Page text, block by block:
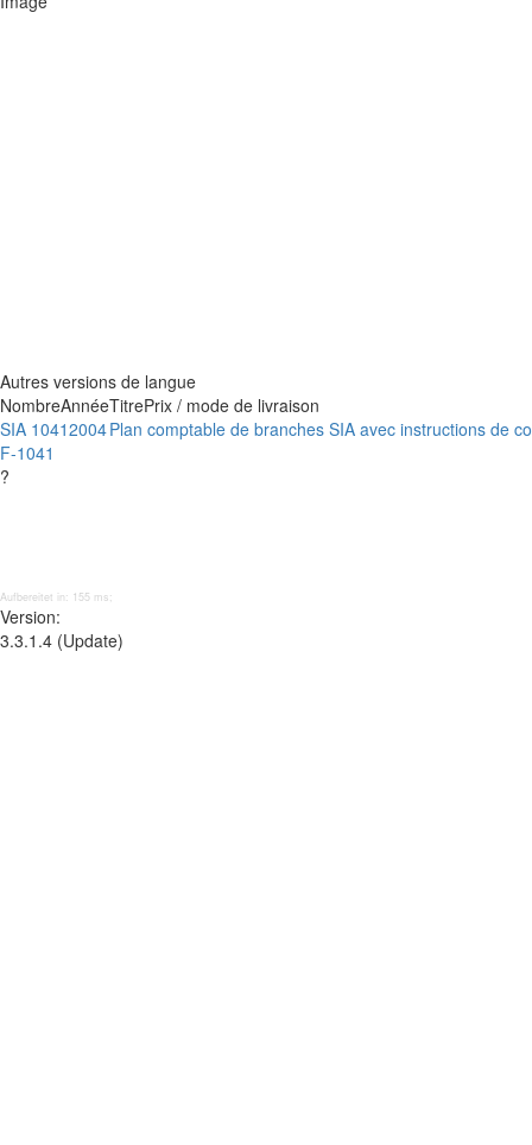
Autres versions de langue
NombreAnnéeTitrePrix / mode de livraison
SIA 1041
F-1041
?
2004Plan comptable de branches SIA avec instructions de
Aufbereitet in: 155 ms;
Version:
3.3.1.4 (Update)